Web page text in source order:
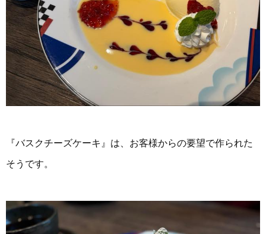
『バスクチーズケーキ』は、お客様からの要望で作られた
そうです。